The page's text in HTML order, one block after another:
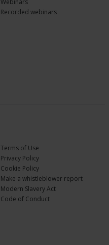
Recorded webinars
Terms of Use
Privacy Policy
Cookie Policy
Make a whistleblower report
Modern Slavery Act
Code of Conduct